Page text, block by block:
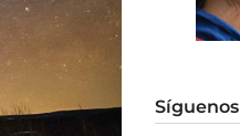
Síguenos